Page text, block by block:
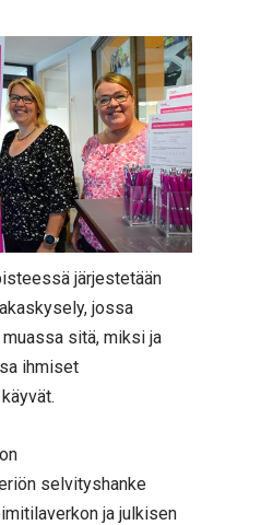
järjestetään
jossa
sitä, miksi ja
ihmiset
selvityshanke
ja julkisen